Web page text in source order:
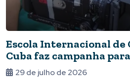
Escola Internacional de
Cuba faz campanha
autonomia energética
29 de julho de 2026